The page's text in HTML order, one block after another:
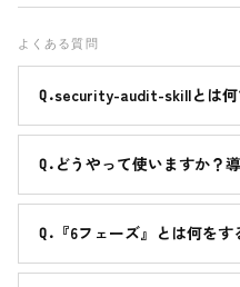
よくある質問
security-audit-skillとは何
どうやって使いますか？
『6フェーズ』とは何を